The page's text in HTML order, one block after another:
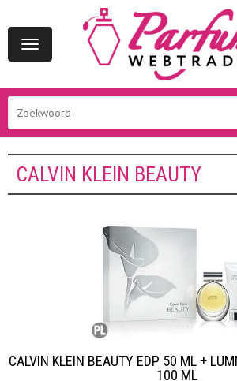
Toggle
navigation
CALVIN KLEIN BEAUTY
CALVIN KLEIN BEAUTY EDP 50 ML +
100 ML